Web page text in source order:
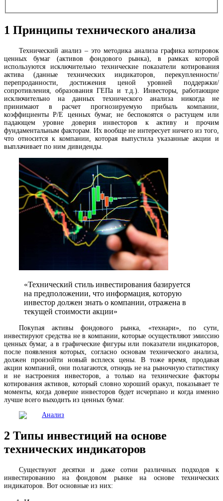
1 Принципы технического анализа
Технический анализ – это методика анализа графика котировок
ценных бумаг (активов фондового рынка), в рамках которой
используются исключительно технические показатели котирования
актива (данные технических индикаторов, перекупленности/
перепроданности, достижения ценой уровней поддержки/
сопротивления, образования ГЕПа и т.д.). Инвесторы, работающие
исключительно на данных технического анализа никогда не
принимают в расчет прогнозируемую прибыль компании,
коэффициенты P/E ценных бумаг, не беспокоятся о растущем или
падающем уровне доверия инвесторов к активу и прочим
фундаментальным факторам. Их вообще не интересует ничего из того,
что относится к компании, которая выпустила указанные акции и
выплачивает по ним дивиденды.
«Технический стиль инвестирования базируется
на предположении, что информация, которую
инвестор должен знать о компании, отражена в
текущей стоимости акции»
Покупая активы фондового рынка, «технари», по сути,
инвестируют средства не в компании, которые осуществляют эмиссию
ценных бумаг, а в графические фигуры или показатели индикаторов,
после появления которых, согласно основам технического анализа,
должен произойти новый всплеск цены. В тоже время, продавая
акции компаний, они полагаются, отнюдь не на рыночную статистику
и не настроения инвесторов, а только на технические факторы
котирования активов, который словно хороший оракул, показывает те
моменты, когда доверие инвесторов будет исчерпано и когда именно
лучше всего выходить из ценных бумаг.
2 Типы инвестиций на основе
технических индикаторов
Существуют десятки и даже сотни различных подходов к
инвестированию на фондовом рынке на основе технических
индикаторов. Вот основные из них: